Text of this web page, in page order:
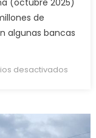
(octubre 2025)
de
algunas bancas
desactivadosen